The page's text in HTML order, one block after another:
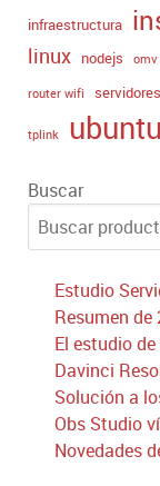
infraestructura
linux nodejs omv
router wifi servidores
tplink ubuntu
Buscar
Estudio
Resumen de
El estudio
Davinci
Solución a
Obs Studio
Novedades